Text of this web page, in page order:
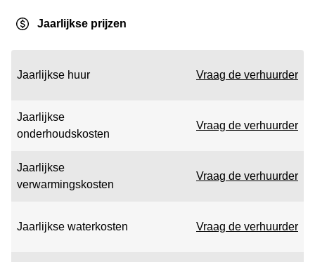
Jaarlijkse prijzen
Jaarlijkse huur Vraag de verhuurder
Jaarlijkse
onderhoudskosten
Vraag de verhuurder
Jaarlijkse
verwarmingskosten
Vraag de verhuurder
Jaarlijkse waterkosten Vraag de verhuurder